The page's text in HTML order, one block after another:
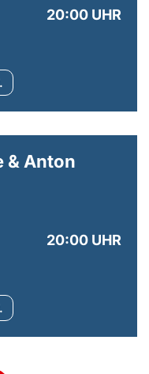
20:00 UHR
& Anton
20:00 UHR